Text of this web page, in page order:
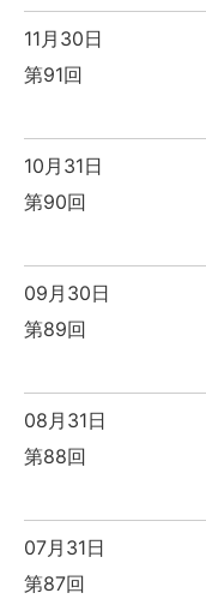
11月30日
第91回
10月31日
第90回
09月30日
第89回
08月31日
第88回
07月31日
第87回